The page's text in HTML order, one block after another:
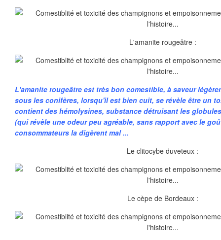
L'amanite rougeâtre :
L'amanite rougeâtre est très bon comestible, à saveur
sous les conifères, lorsqu'il est bien cuit, se révèle être un
contient des hémolysines, substance détruisant les
(qui révèle une odeur peu agréable, sans rapport avec le
consommateurs la digèrent mal ...
Le clitocybe duveteux :
Le cèpe de Bordeaux :